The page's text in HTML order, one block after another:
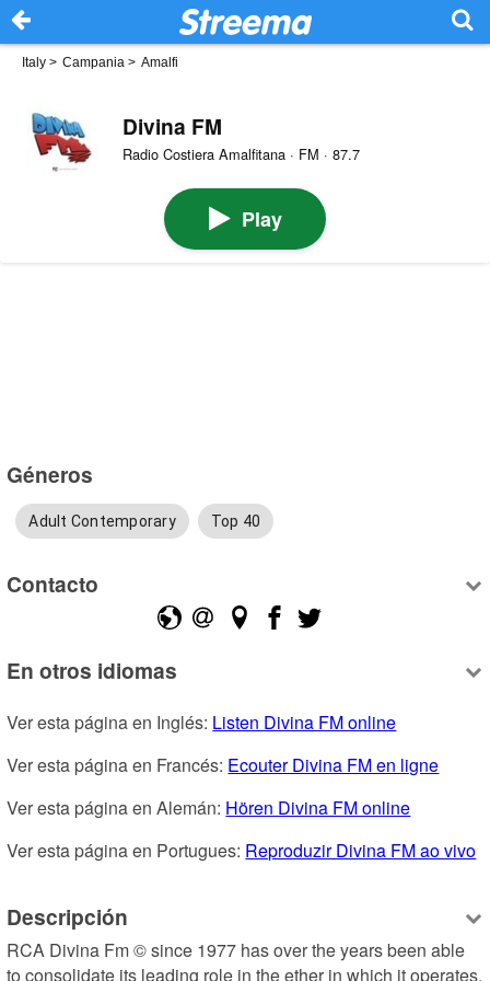
Italy > Campania > Amalfi
Divina FM
Radio Costiera Amalfitana · FM · 87.7
Play
Géneros
Adult Contemporary Top 40
Contacto
En otros idiomas
Ver esta página en Inglés: Listen Divina FM online
Ver esta página en Francés: Ecouter Divina FM en ligne
Ver esta página en Alemán: Hören Divina FM online
Ver esta página en Portugues: Reproduzir Divina FM ao vivo
Descripción
RCA Divina Fm © since 1977 has over the years been able
to consolidate its leading role in the ether in which it operates.